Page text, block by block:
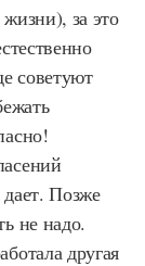
за это
советуют
Позже
не надо.
другая